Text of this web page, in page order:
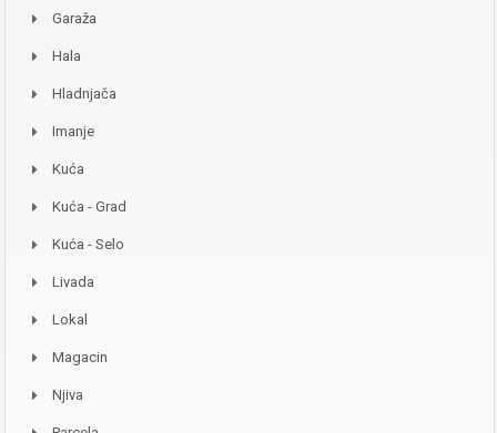
Garaža
Hala
Hladnjača
Imanje
Kuća
Kuća - Grad
Kuća - Selo
Livada
Lokal
Magacin
Njiva